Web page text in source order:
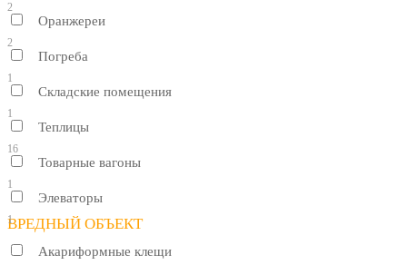
2
Оранжереи
2
Погреба
1
Складские помещения
1
Теплицы
16
Товарные вагоны
1
Элеваторы
1
ВРЕДНЫЙ ОБЪЕКТ
Акариформные клещи